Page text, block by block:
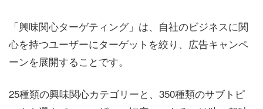
「興味関心ターゲティング」は、自社のビジネスに関
心を持つユーザーにターゲットを絞り、広告キャンペ
ーンを展開することです。
25種類の興味関心カテゴリーと、350種類のサブトピ